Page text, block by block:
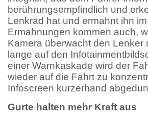
berührungsempfindlich und
Lenkrad hat und ermahnt ihn
Ermahnungen kommen auch,
Kamera überwacht den Lenker
lange auf den
einer Warnkaskade wird der
wieder auf die Fahrt zu
Infoscreen kurzerhand
Gurte halten mehr Kraft aus